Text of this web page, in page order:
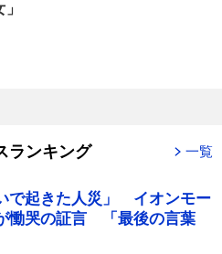
ランキング 一覧
で起きた人災」 イオンモー
慟哭の証言 「最後の言葉